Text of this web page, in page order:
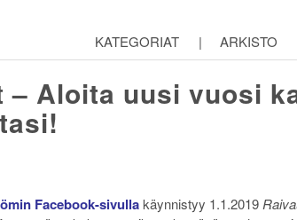
KATEGORIAT | ARKISTO
– Aloita uusi vuosi
Facebook-sivullakäynnistyy 1.1.2019